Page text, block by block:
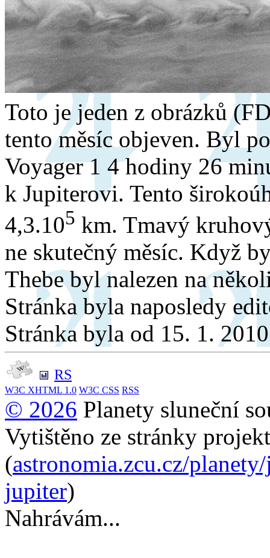
Toto je jeden z obrázků
tento měsíc objeven. Byl
Voyager 1 4 hodiny 26
k Jupiterovi. Tento
4,3.105 km. Tmavý
ne skutečný měsíc. Když
Thebe byl nalezen na
Stránka byla naposledy
Stránka byla od 15. 1.
RS
W3C XHTML 1.0 W3C CSS RSS
© 2026 Planety sluneční
Vytištěno ze stránky
(astronomia.zcu.cz/
jupiter)
Nahrávám...